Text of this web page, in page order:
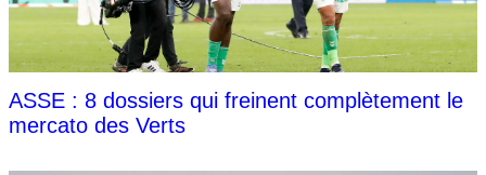
ASSE : 8 dossiers qui freinent complètement le
mercato des Verts